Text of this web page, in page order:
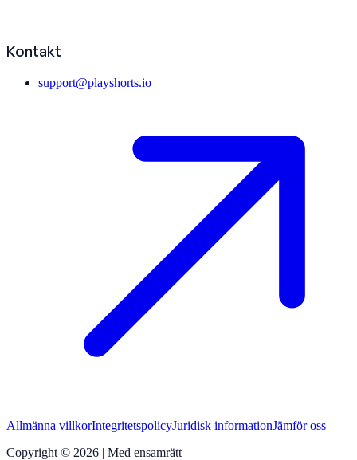
Kontakt
support@playshorts.io
Allmänna villkorIntegritetspolicyJuridisk informationJämför oss
Copyright © 2026 | Med ensamrätt